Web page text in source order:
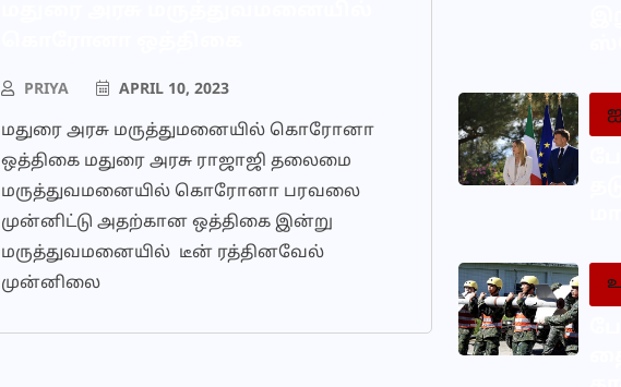
PRIYA APRIL 10, 2023
மதுரை அரசு மருத்துமனையில் கொரோனா
ஒத்திகை மதுரை அரசு ராஜாஜி தலைமை
மருத்துவமனையில் கொரோனா பரவலை
முன்னிட்டு அதற்கான ஒத்திகை இன்று
மருத்துவமனையில் டீன் ரத்தினவேல்
முன்னிலை